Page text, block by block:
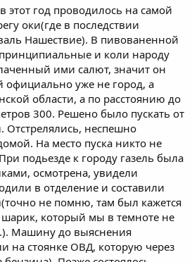
этот год проводилось на самой
оки(где в последствии
Нашествие). В пивованенной
и коли народу
ими салют, значит он
официально уже не город, а
области, а по расстоянию до
300. Решено было пускать от
Отстрелялись, неспешно
На место пуска никто не
подьезде к городу газель была
осмотрена, увидели
в отделение и составили
не помню, там был кажется
который мы в темноте не
Машину до выяснения
на стоянке ОВД, которую через